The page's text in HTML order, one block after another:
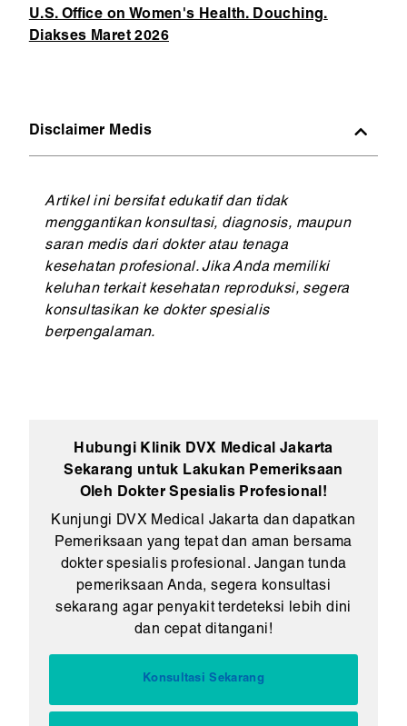
U.S. Office on Women's Health. Douching.
Diakses Maret 2026
Disclaimer Medis
Artikel ini bersifat edukatif dan tidak
menggantikan konsultasi, diagnosis, maupun
saran medis dari dokter atau tenaga
kesehatan profesional. Jika Anda memiliki
keluhan terkait kesehatan reproduksi, segera
konsultasikan ke dokter spesialis
berpengalaman.
Hubungi Klinik DVX Medical Jakarta
Sekarang untuk Lakukan Pemeriksaan
Oleh Dokter Spesialis Profesional!
Kunjungi DVX Medical Jakarta dan dapatkan
Pemeriksaan yang tepat dan aman bersama
dokter spesialis profesional. Jangan tunda
pemeriksaan Anda, segera konsultasi
sekarang agar penyakit terdeteksi lebih dini
dan cepat ditangani!
Konsultasi Sekarang